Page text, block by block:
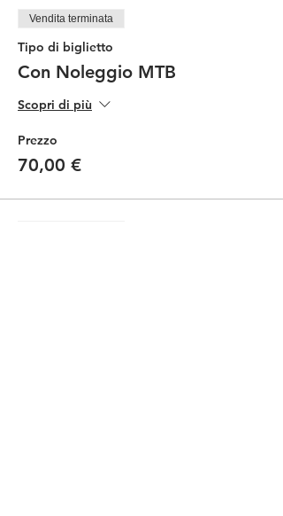
Vendita terminata
Tipo di biglietto
Con Noleggio MTB
Scopri di più
Prezzo
70,00 €